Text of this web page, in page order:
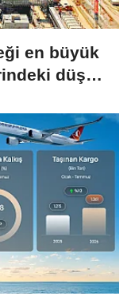
en büyük
düşüş